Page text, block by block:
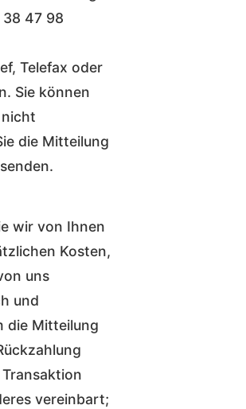
38 47 98
Telefax oder
Sie können
die Mitteilung
wir von Ihnen
Kosten,
uns
und
die Mitteilung
vereinbart;